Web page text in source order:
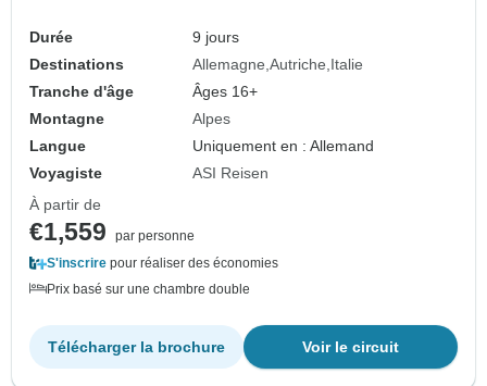
Durée
9 jours
Destinations
Allemagne Autriche Italie
Tranche d'âge
Âges 16+
Montagne
Alpes
Langue
Uniquement en : Allemand
Voyagiste
ASI Reisen
À partir de
€1,559
par personne
S'inscrire pour réaliser des économies
Prix basé sur une chambre double
Voir le circuit
Télécharger la brochure